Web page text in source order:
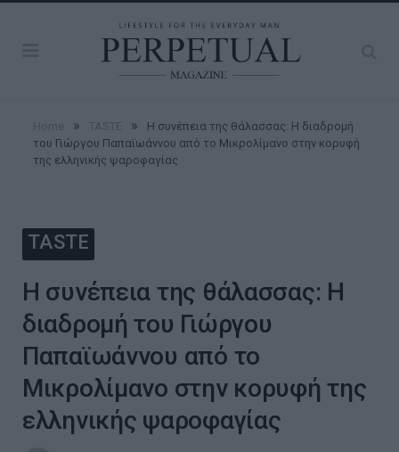
» »
Η συνέπεια της θάλασσας: Η διαδρομή
του Γιώργου Παπαϊωάννου από το Μικρολίμανο στην κορυφή
της ελληνικής ψαροφαγίας
TASTE
Η συνέπεια της θάλασσας: Η
διαδρομή του Γιώργου
Παπαϊωάννου από το
Μικρολίμανο στην κορυφή της
ελληνικής ψαροφαγίας